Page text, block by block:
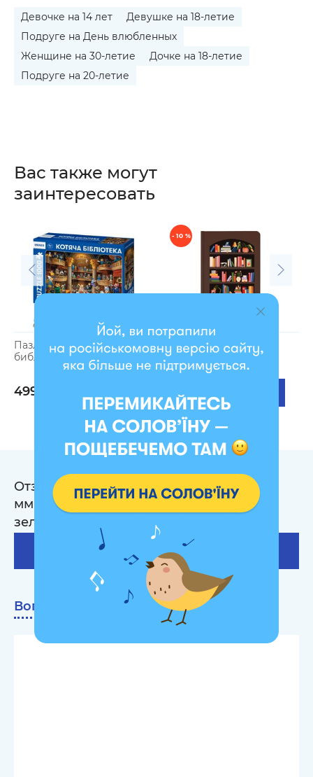
Девочке на 14 лет
Девушке на 18-летие
Подруге на День влюбленных
Женщине на 30-летие
Дочке на 18-летие
Подруге на 20-летие
Вас также могут
заинтересовать
Пазл «Кошачья
библиотека» 1000
элементов
499 грн
- 10 %
Дневник читательский
«Book lovers club»
629 грн
Отзывы на Набор для вышивания Ø190
мм ORNER x Diva Olivka «Мандала»
зеленый
Оставить отзыв
Вопросы про продукт